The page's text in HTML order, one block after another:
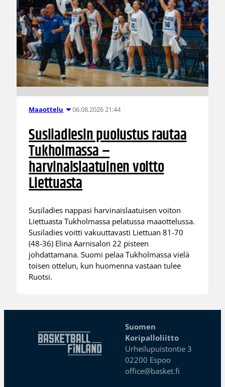
Maaottelu 06.08.2026 21:44
Susiladiesin puolustus rautaa
Tukholmassa –
harvinaislaatuinen voitto
Liettuasta
Susiladies nappasi harvinaislaatuisen voiton
Liettuasta Tukholmassa pelatussa maaottelussa.
Susiladies voitti vakuuttavasti Liettuan 81-70
(48-36) Elina Aarnisalon 22 pisteen
johdattamana. Suomi pelaa Tukholmassa vielä
toisen ottelun, kun huomenna vastaan tulee
Ruotsi.
Suomen
Koripalloliitto
Urheilupuistontie 3
02200 Espoo
office@basket.fi